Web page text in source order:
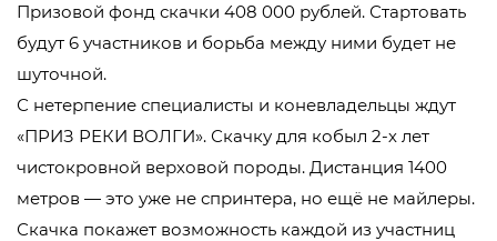
Призовой фонд скачки 408 000 рублей. Стартовать
будут 6 участников и борьба между ними будет не
шуточной.
С нетерпение специалисты и коневладельцы ждут
«ПРИЗ РЕКИ ВОЛГИ». Скачку для кобыл 2-х лет
чистокровной верховой породы. Дистанция 1400
метров — это уже не спринтера, но ещё не майлеры.
Скачка покажет возможность каждой из участниц